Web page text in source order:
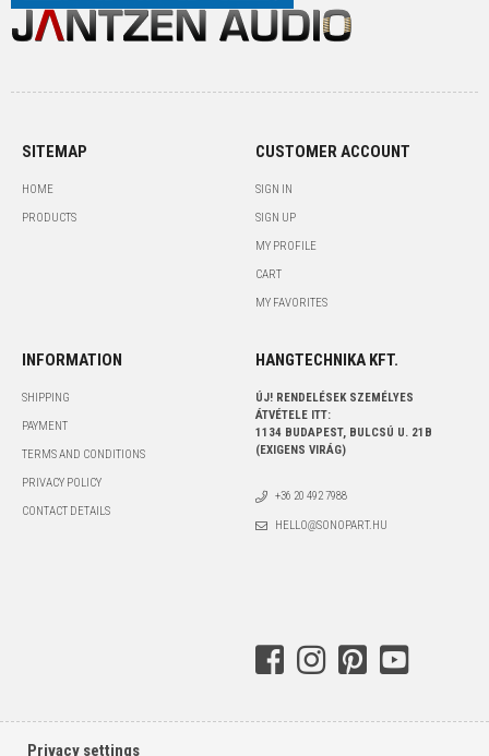
SITEMAP
HOME
PRODUCTS
CUSTOMER ACCOUNT
SIGN IN
SIGN UP
MY PROFILE
CART
MY FAVORITES
INFORMATION
SHIPPING
PAYMENT
TERMS AND CONDITIONS
PRIVACY POLICY
CONTACT DETAILS
HANGTECHNIKA KFT.
ÚJ! RENDELÉSEK SZEMÉLYES
ÁTVÉTELE ITT:
1134 BUDAPEST, BULCSÚ U. 21B
(EXIGENS VIRÁG)
+36 20 492 7988
HELLO@SONOPART.HU
© Copyright - Hangtechnika Kft.
Privacy settings